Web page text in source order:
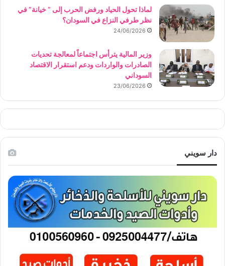
لماذا تحول الحياد ورفض الحرب إلى ” خيانة” في
نظر طرفي النزاع في السودان؟
24/06/2026
وزير المالية يترأس اجتماعاً لمعالجة تحديات
الصادرات والواردات ودعم استقرار الاقتصاد
السوداني
23/06/2026
دار سويني